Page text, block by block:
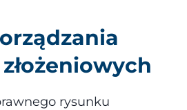
rysunku